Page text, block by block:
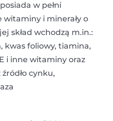
w pełni
witaminy i minerały o
skład wchodzą m.in.:
kwas foliowy, tiamina,
i inne witaminy oraz
źródło cynku,